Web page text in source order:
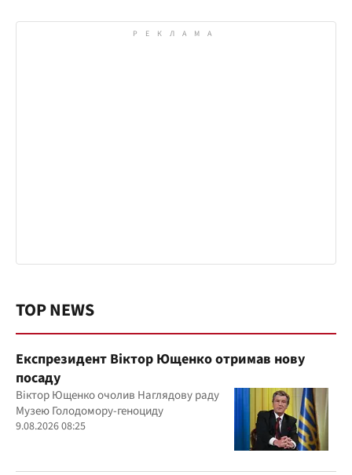
TOP NEWS
Експрезидент Віктор Ющенко отримав нову
посаду
Віктор Ющенко очолив Наглядову раду
Музею Голодомору-геноциду
9.08.2026 08:25